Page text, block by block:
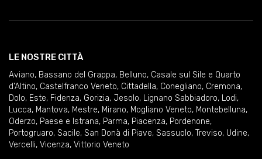
LE NOSTRE CITTÀ
Aviano, Bassano del Grappa, Belluno, Casale sul Sile e Quarto
d'Altino, Castelfranco Veneto, Cittadella, Conegliano, Cremona,
Dolo, Este, Fidenza, Gorizia, Jesolo, Lignano Sabbiadoro, Lodi,
Lucca, Mantova, Mestre, Mirano, Mogliano Veneto, Montebelluna,
Oderzo, Paese e Istrana, Parma, Piacenza, Pordenone,
Portogruaro, Sacile, San Donà di Piave, Sassuolo, Treviso, Udine,
Vercelli, Vicenza, Vittorio Veneto